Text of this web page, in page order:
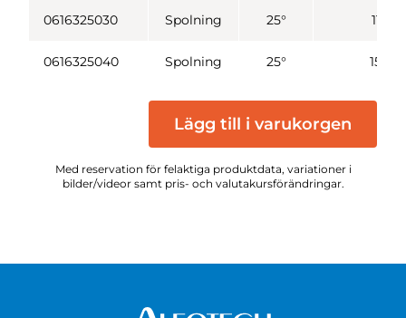
0616325030 Spolning 25° 11,0
0616325040 Spolning 25° 15,0
Lägg till i varukorgen
Med reservation för felaktiga produktdata, variationer i
bilder/videor samt pris- och valutakursförändringar.